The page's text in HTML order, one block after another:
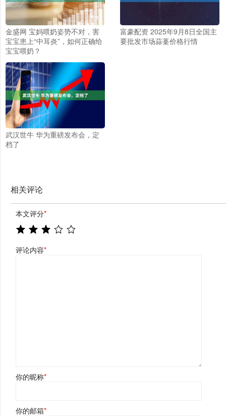
金盛网 宝妈喂奶姿势不对，害
宝宝患上“中耳炎”，如何正确给
宝宝喂奶？
富豪配资 2025年9月8日全国主
要批发市场蒜薹价格行情
武汉世牛 华为重磅发布会，定
档了
相关评论
本文评分*
评论内容*
你的昵称*
你的邮箱*